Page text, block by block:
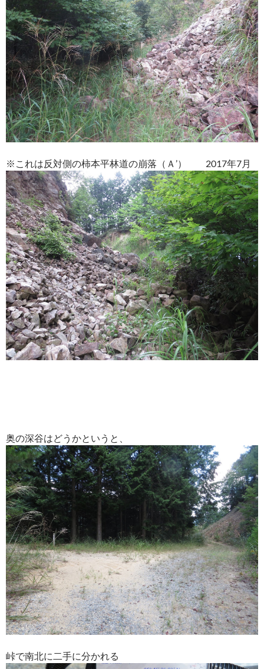
※これは反対側の柿本平林道の崩落（Ａ’） 2017年7月
奥の深谷はどうかというと、
峠で南北に二手に分かれる